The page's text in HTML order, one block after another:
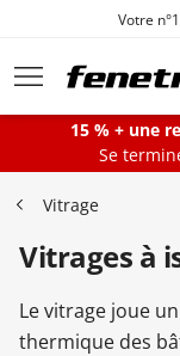
Votre
Fenêtres
Portes-
Baies
15 % + une
Se
Vitrage
Vitrages à
Le vitrage joue
thermique des